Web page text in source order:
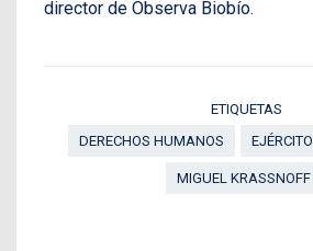
director de Observa Biobío.
ETIQUETAS
DERECHOS HUMANOS
EJÉRCITO
MIGUEL KRASSNOFF